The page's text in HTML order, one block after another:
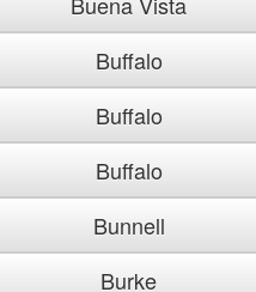
Buffalo
Buffalo
Buffalo
Bunnell
Burke